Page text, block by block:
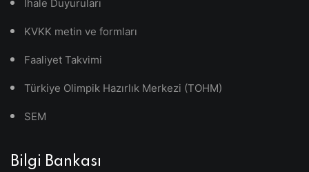
İhale Duyuruları
KVKK metin ve formları
Faaliyet Takvimi
Türkiye Olimpik Hazırlık Merkezi (TOHM)
SEM
Bilgi Bankası